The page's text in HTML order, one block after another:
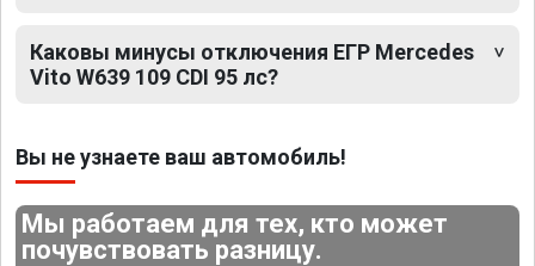
Каковы минусы отключения ЕГР Mercedes
Vito W639 109 CDI 95 лс?
Вы не узнаете ваш автомобиль!
Мы работаем для тех, кто может
почувствовать разницу.